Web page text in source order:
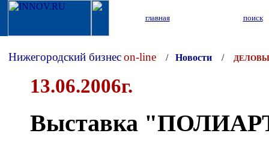
главная поиск
Нижегородский бизнесon-line / Новости /
13.06.2006г.
Выставка